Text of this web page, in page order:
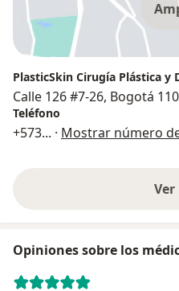
PlasticSkin Cirugía Plástica y
Calle 126 #7-26, Bogotá
Teléfono
+573... · Mostrar número
Ver
Opiniones sobre los